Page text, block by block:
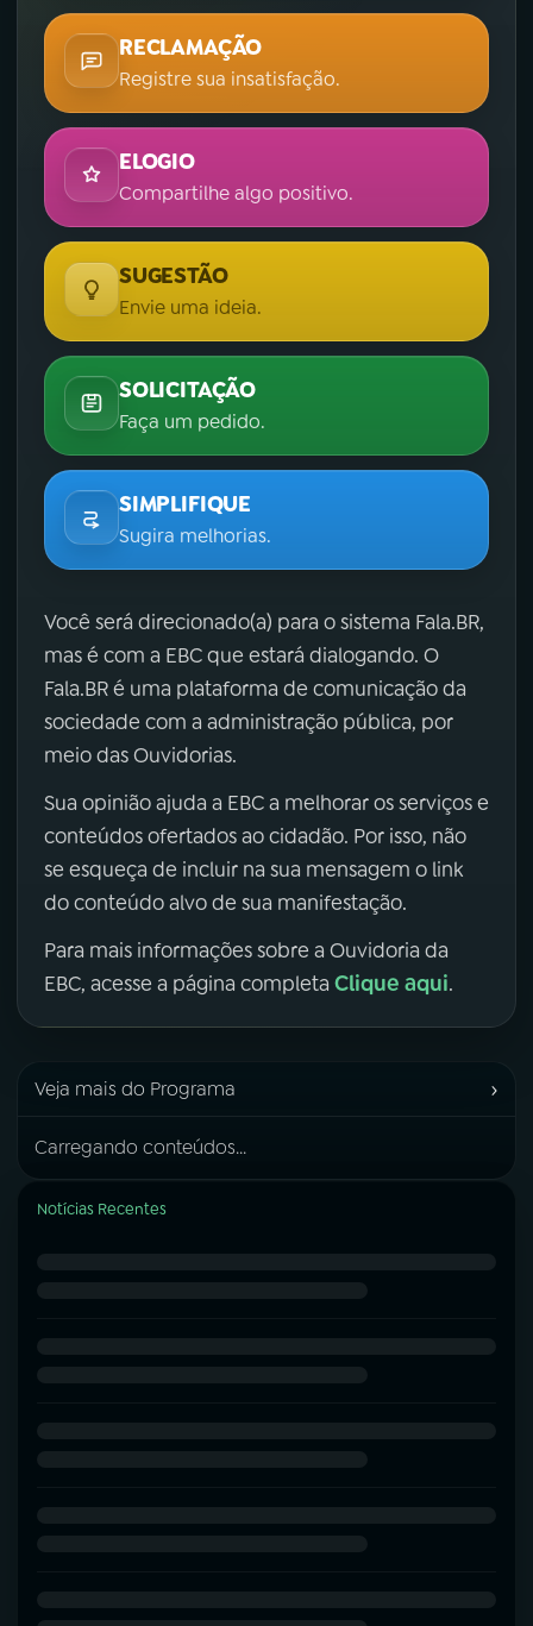
RECLAMAÇÃO
Registre sua insatisfação.
ELOGIO
Compartilhe algo positivo.
SUGESTÃO
Envie uma ideia.
SOLICITAÇÃO
Faça um pedido.
SIMPLIFIQUE
Sugira melhorias.
Você será direcionado(a) para o sistema Fala.BR,
mas é com a EBC que estará dialogando. O
Fala.BR é uma plataforma de comunicação da
sociedade com a administração pública, por
meio das Ouvidorias.
Sua opinião ajuda a EBC a melhorar os serviços e
conteúdos ofertados ao cidadão. Por isso, não
se esqueça de incluir na sua mensagem o link
do conteúdo alvo de sua manifestação.
Para mais informações sobre a Ouvidoria da
EBC, acesse a página completa Clique aqui.
Veja mais do Programa ›
Carregando conteúdos...
Notícias Recentes